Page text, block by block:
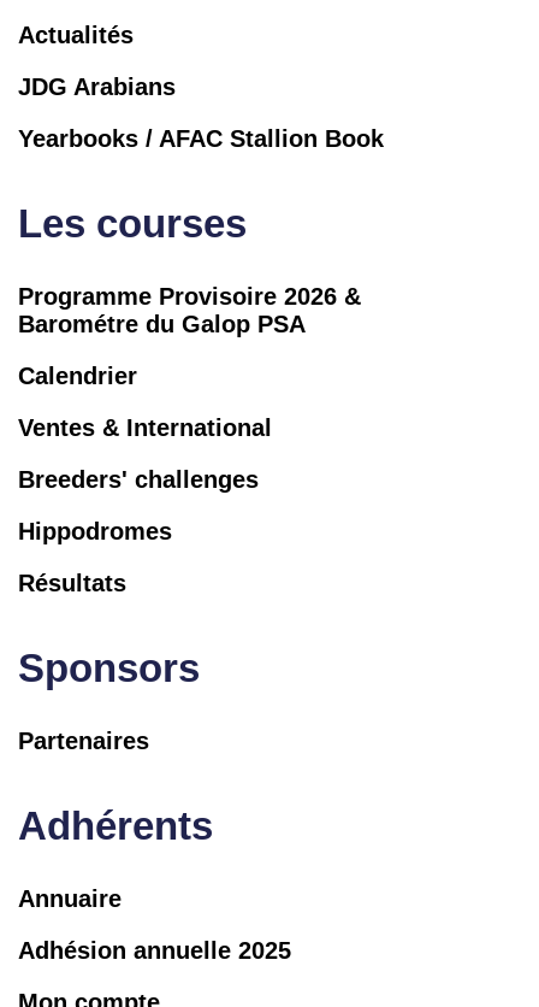
Actualités
JDG Arabians
Yearbooks / AFAC Stallion Book
Les courses
Programme Provisoire 2026 &
Barométre du Galop PSA
Calendrier
Ventes & International
Breeders' challenges
Hippodromes
Résultats
Sponsors
Partenaires
Adhérents
Annuaire
Adhésion annuelle 2025